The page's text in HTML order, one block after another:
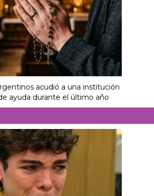
acudió a una institución
ayuda durante el último año